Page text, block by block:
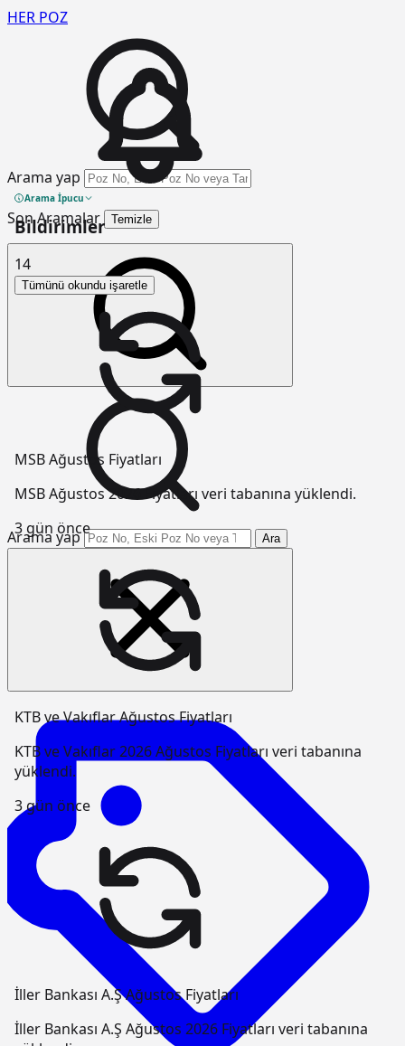
HER POZ
Arama yap
Arama İpucu
Son Aramalar Temizle
Arama yap Ara
Bildirimler
14
Tümünü okundu işaretle
MSB Ağustos Fiyatları
MSB Ağustos 2026 Fiyatları veri tabanına yüklendi.
3 gün önce
KTB ve Vakıflar Ağustos Fiyatları
KTB ve Vakıflar 2026 Ağustos Fiyatları veri tabanına
yüklendi.
3 gün önce
İller Bankası A.Ş Ağustos Fiyatları
İller Bankası A.Ş Ağustos 2026 Fiyatları veri tabanına